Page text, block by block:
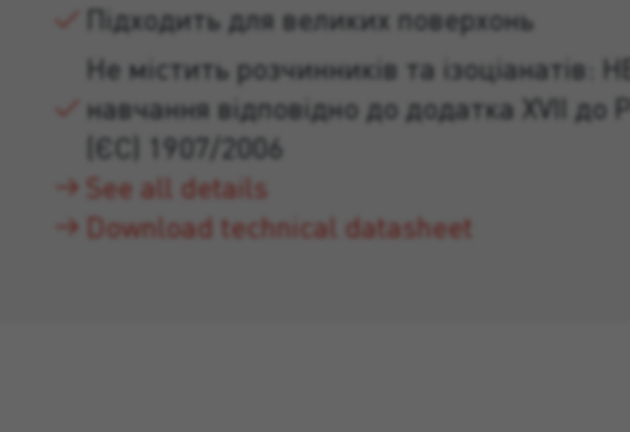
Підходить для великих поверхонь
Не містить розчинників та ізоціанатів:
навчання відповідно до додатка XVII до
(ЄС) 1907/2006
See all details
Download technical datasheet